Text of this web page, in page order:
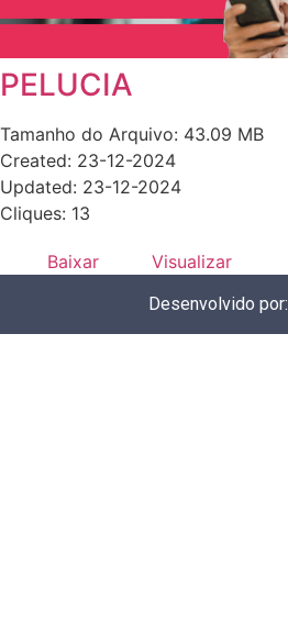
PELUCIA
Tamanho do Arquivo: 43.09 MB
Created: 23-12-2024
Updated: 23-12-2024
Cliques: 13
Baixar Visualizar
Desenvolvido por: